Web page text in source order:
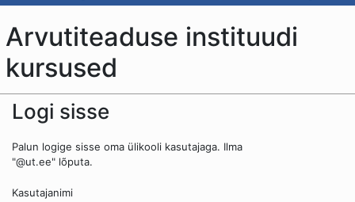
Arvutiteaduse instituudi
kursused
Logi sisse
Palun logige sisse oma ülikooli kasutajaga. Ilma
"@ut.ee" lõputa.
Kasutajanimi